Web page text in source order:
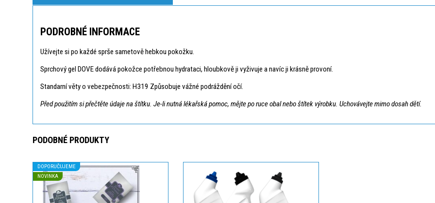
PODROBNÉ INFORMACE
Užívejte si po každé sprše sametově hebkou pokožku.
Sprchový gel DOVE dodává pokožce potřebnou hydrataci, hloubkově ji vyživuje a navíc ji krásně provoní.
Standarní věty o vebezpečnosti: H319 Způsobuje vážné podráždění očí.
Před použitím si přečtěte údaje na štítku. Je-li nutná lékařská pomoc, mějte po ruce obal nebo štítek výrobku. Uchovávejte mimo dosah dětí.
PODOBNÉ PRODUKTY
DOPORUČUJEME
NOVINKA